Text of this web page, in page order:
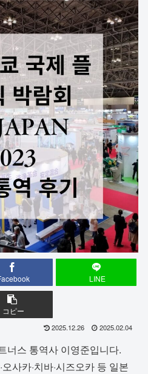
LINE
コピー
2025.12.26 2025.02.04
너스 통역사 이영준입니다.
사카·치바·시즈오카 등 일본